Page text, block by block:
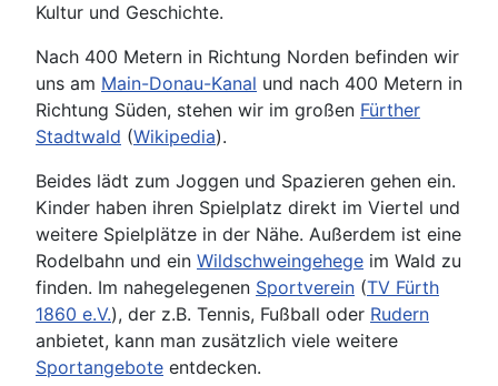
Kultur und Geschichte.
Nach 400 Metern in Richtung Norden befinden wir
uns am Main-Donau-Kanal und nach 400 Metern in
Richtung Süden, stehen wir im großen Fürther
Stadtwald (Wikipedia).
Beides lädt zum Joggen und Spazieren gehen ein.
Kinder haben ihren Spielplatz direkt im Viertel und
weitere Spielplätze in der Nähe. Außerdem ist eine
Rodelbahn und ein Wildschweingehege im Wald zu
finden. Im nahegelegenen Sportverein (TV Fürth
1860 e.V.), der z.B. Tennis, Fußball oder Rudern
anbietet, kann man zusätzlich viele weitere
Sportangebote entdecken.